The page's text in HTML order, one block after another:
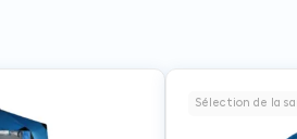
Sélection de la